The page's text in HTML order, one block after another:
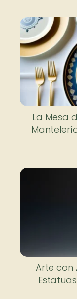
La Mesa
Arte con